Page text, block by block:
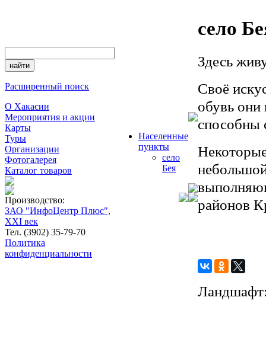
Расширенный поиск
О Хакасии
Мероприятия и акции
Карты
Туры
Организации
Фотогалерея
Каталог товаров
Производство:
ЗАО "ИнфоЦентр Плюс",
XXI век
Тел. (3902) 35-79-70
Политика
конфиденциальности
Населенные
пункты
село
Бея
село
Здесь
Своё
обувь они
способны
районов
Ландшафт